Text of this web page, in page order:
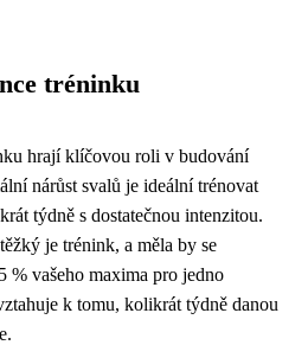
tréninku
hrají klíčovou roli v budování
nárůst svalů je ideální trénovat
týdně s dostatečnou intenzitou.
je trénink, a měla by se
% vašeho maxima pro jedno
k tomu, kolikrát týdně danou